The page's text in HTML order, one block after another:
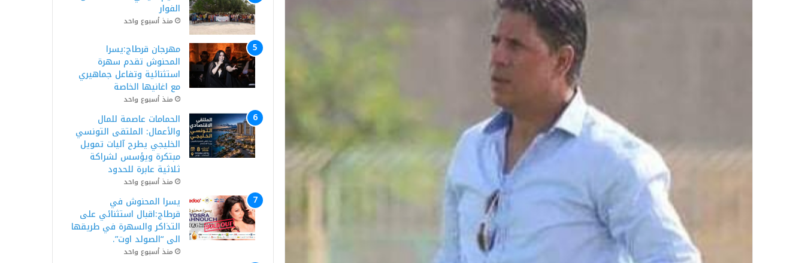
الفوار
منذ أسبوع واحد
مهرجان قرطاج:يسرا
المحنوش تقدم سهرة
استثنائية وتفاعل جماهيري
مع اغانيها الخاصة
منذ أسبوع واحد
الحمامات عاصمة للمال
والأعمال: الملتقى التونسي
الخليجي يطرح آليات تمويل
مبتكرة ويؤسس لشراكة
ثلاثية عابرة للحدود
منذ أسبوع واحد
يسرا المحنوش في
قرطاج:اقبال استثنائي على
التذاكر والسهرة في طريقها
الى “الصولد اوت”.
منذ أسبوع واحد